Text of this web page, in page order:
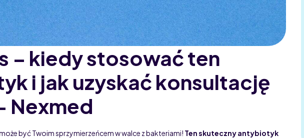
– kiedy stosować ten
i jak uzyskać konsultację
Nexmed
być Twoim sprzymierzeńcem w walce z bakteriami! Ten skuteczny antybiotyk